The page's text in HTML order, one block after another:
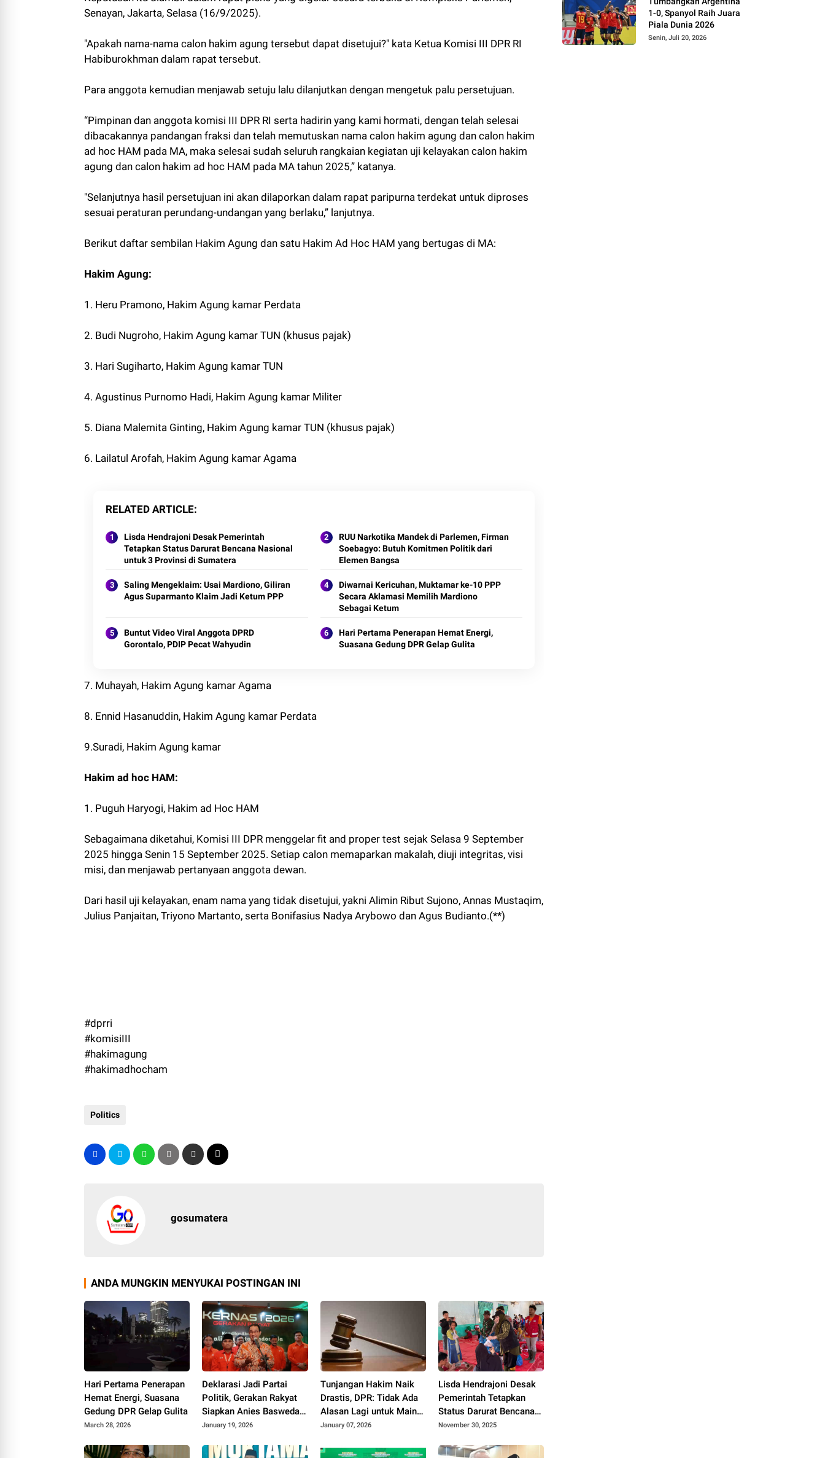
Senayan, Jakarta, Selasa (16/9/2025).
"Apakah nama-nama calon hakim agung tersebut dapat disetujui?" kata Ketua Komisi III DPR RI
Habiburokhman dalam rapat tersebut.
Para anggota kemudian menjawab setuju lalu dilanjutkan dengan mengetuk palu persetujuan.
“Pimpinan dan anggota komisi III DPR RI serta hadirin yang kami hormati, dengan telah selesai
dibacakannya pandangan fraksi dan telah memutuskan nama calon hakim agung dan calon hakim
ad hoc HAM pada MA, maka selesai sudah seluruh rangkaian kegiatan uji kelayakan calon hakim
agung dan calon hakim ad hoc HAM pada MA tahun 2025,” katanya.
"Selanjutnya hasil persetujuan ini akan dilaporkan dalam rapat paripurna terdekat untuk diproses
sesuai peraturan perundang-undangan yang berlaku,” lanjutnya.
Berikut daftar sembilan Hakim Agung dan satu Hakim Ad Hoc HAM yang bertugas di MA:
Hakim Agung:
1. Heru Pramono, Hakim Agung kamar Perdata
2. Budi Nugroho, Hakim Agung kamar TUN (khusus pajak)
3. Hari Sugiharto, Hakim Agung kamar TUN
4. Agustinus Purnomo Hadi, Hakim Agung kamar Militer
5. Diana Malemita Ginting, Hakim Agung kamar TUN (khusus pajak)
6. Lailatul Arofah, Hakim Agung kamar Agama
RELATED ARTICLE
Lisda Hendrajoni Desak Pemerintah
Tetapkan Status Darurat Bencana Nasional
untuk 3 Provinsi di Sumatera
RUU Narkotika Mandek di Parlemen, Firman
Soebagyo: Butuh Komitmen Politik dari
Elemen Bangsa
Saling Mengeklaim: Usai Mardiono, Giliran
Agus Suparmanto Klaim Jadi Ketum PPP
Diwarnai Kericuhan, Muktamar ke-10 PPP
Secara Aklamasi Memilih Mardiono
Sebagai Ketum
Buntut Video Viral Anggota DPRD
Gorontalo, PDIP Pecat Wahyudin
Hari Pertama Penerapan Hemat Energi,
Suasana Gedung DPR Gelap Gulita
7. Muhayah, Hakim Agung kamar Agama
8. Ennid Hasanuddin, Hakim Agung kamar Perdata
9.Suradi, Hakim Agung kamar
Hakim ad hoc HAM:
1. Puguh Haryogi, Hakim ad Hoc HAM
Sebagaimana diketahui, Komisi III DPR menggelar fit and proper test sejak Selasa 9 September
2025 hingga Senin 15 September 2025. Setiap calon memaparkan makalah, diuji integritas, visi
misi, dan menjawab pertanyaan anggota dewan.
Dari hasil uji kelayakan, enam nama yang tidak disetujui, yakni Alimin Ribut Sujono, Annas Mustaqim,
Julius Panjaitan, Triyono Martanto, serta Bonifasius Nadya Arybowo dan Agus Budianto.(**)
#dprri
#komisiIII
#hakimagung
#hakimadhocham
Politics
gosumatera
ANDA MUNGKIN MENYUKAI POSTINGAN INI
Hari Pertama Penerapan
Hemat Energi, Suasana
Gedung DPR Gelap Gulita
March 28, 2026
Deklarasi Jadi Partai
Politik, Gerakan Rakyat
Siapkan Anies Baswedan
Sebagai Presiden
January 19, 2026
Tunjangan Hakim Naik
Drastis, DPR: Tidak Ada
Alasan Lagi untuk Main
Perkara
January 07, 2026
Lisda Hendrajoni Desak
Pemerintah Tetapkan
Status Darurat Bencana
Nasional untuk 3
November 30, 2025
1-0, Spanyol Raih Juara
Piala Dunia 2026
Senin, Juli 20, 2026